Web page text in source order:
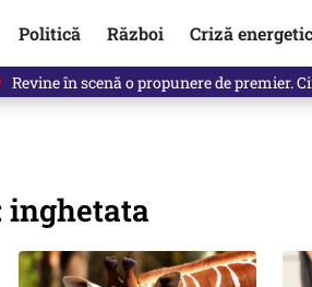
Politică Război Criză
Revine în scenă o propunere de premier.
inghetata